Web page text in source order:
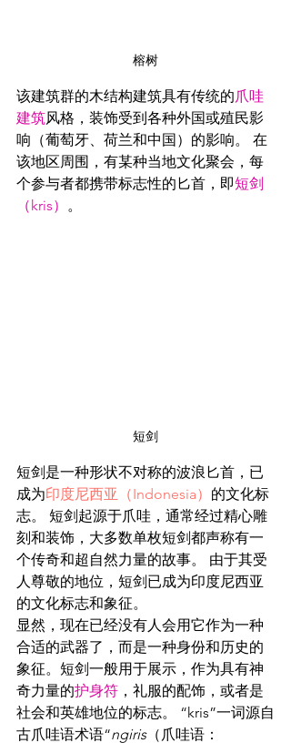
榕树
该建筑群的木结构建筑具有传统的爪哇
建筑风格，装饰受到各种外国或殖民影
响（葡萄牙、荷兰和中国）的影响。 在
该地区周围，有某种当地文化聚会，每
个参与者都携带标志性的匕首，即短剑
（kris）
。
短剑
短剑是一种形状不对称的波浪匕首，已
成为印度尼西亚（Indonesia） 的文化标
志。 短剑起源于爪哇，通常经过精心雕
刻和装饰，大多数单枚短剑都声称有一
个传奇和超自然力量的故事。 由于其受
人尊敬的地位，短剑已成为印度尼西亚
的文化标志和象征。
显然，现在已经没有人会用它作为一种
合适的武器了，而是一种身份和历史的
象征。短剑一般用于展示，作为具有神
奇力量的护身符 ，礼服的配饰，或者是
社会和英雄地位的标志。 “kris”一词源自
古爪哇语术语“ngiris（爪哇语：